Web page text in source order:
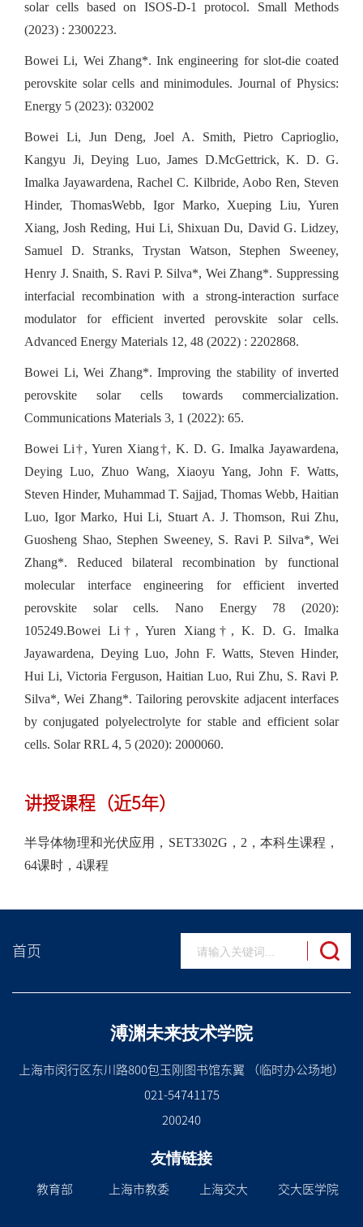
solar cells based on ISOS-D-1 protocol. Small Methods
(2023) : 2300223.
Bowei Li, Wei Zhang*. Ink engineering for slot-die coated
perovskite solar cells and minimodules. Journal of Physics:
Energy 5 (2023): 032002
Bowei Li, Jun Deng, Joel A. Smith, Pietro Caprioglio,
Kangyu Ji, Deying Luo, James D.McGettrick, K. D. G.
Imalka Jayawardena, Rachel C. Kilbride, Aobo Ren, Steven
Hinder, ThomasWebb, Igor Marko, Xueping Liu, Yuren
Xiang, Josh Reding, Hui Li, Shixuan Du, David G. Lidzey,
Samuel D. Stranks, Trystan Watson, Stephen Sweeney,
Henry J. Snaith, S. Ravi P. Silva*, Wei Zhang*. Suppressing
interfacial recombination with a strong-interaction surface
modulator for efficient inverted perovskite solar cells.
Advanced Energy Materials 12, 48 (2022) : 2202868.
Bowei Li, Wei Zhang*. Improving the stability of inverted
perovskite solar cells towards commercialization.
Communications Materials 3, 1 (2022): 65.
Bowei Li†, Yuren Xiang†, K. D. G. Imalka Jayawardena,
Deying Luo, Zhuo Wang, Xiaoyu Yang, John F. Watts,
Steven Hinder, Muhammad T. Sajjad, Thomas Webb, Haitian
Luo, Igor Marko, Hui Li, Stuart A. J. Thomson, Rui Zhu,
Guosheng Shao, Stephen Sweeney, S. Ravi P. Silva*, Wei
Zhang*. Reduced bilateral recombination by functional
molecular interface engineering for efficient inverted
perovskite solar cells. Nano Energy 78 (2020):
105249.Bowei Li†, Yuren Xiang†, K. D. G. Imalka
Jayawardena, Deying Luo, John F. Watts, Steven Hinder,
Hui Li, Victoria Ferguson, Haitian Luo, Rui Zhu, S. Ravi P.
Silva*, Wei Zhang*. Tailoring perovskite adjacent interfaces
by conjugated polyelectrolyte for stable and efficient solar
cells. Solar RRL 4, 5 (2020): 2000060.
讲授课程（近5年）
半导体物理和光伏应用，SET3302G，2，本科生课程，
64课时，4课程
首页
溥渊未来技术学院
上海市闵行区东川路800包玉刚图书馆东翼 （临时办公场地）
021-54741175
200240
友情链接
教育部 上海市教委 上海交大 交大医学院